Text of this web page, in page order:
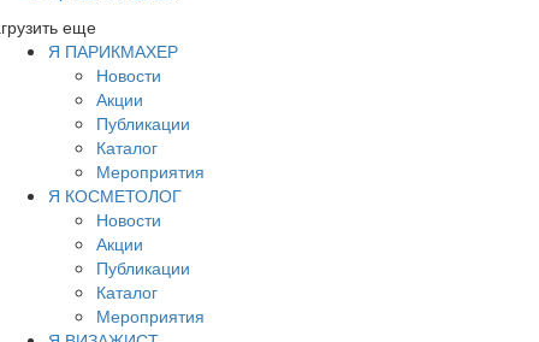
еще
Я ПАРИКМАХЕР
Новости
Акции
Публикации
Каталог
Мероприятия
Я КОСМЕТОЛОГ
Новости
Акции
Публикации
Каталог
Мероприятия